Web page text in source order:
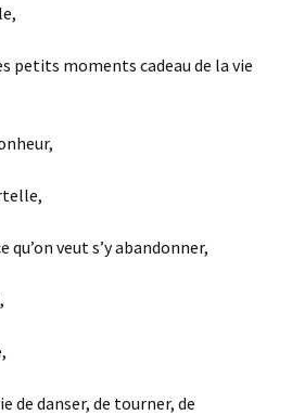
petits moments cadeau de la vie
qu’on veut s’y abandonner,
de danser, de tourner, de